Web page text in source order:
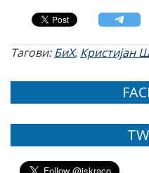
Тагови:БиХ, Кристијан